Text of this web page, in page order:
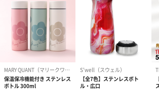
金属材質
ボトル:外側/SUS201、内側/SUS304
商品オプション情報